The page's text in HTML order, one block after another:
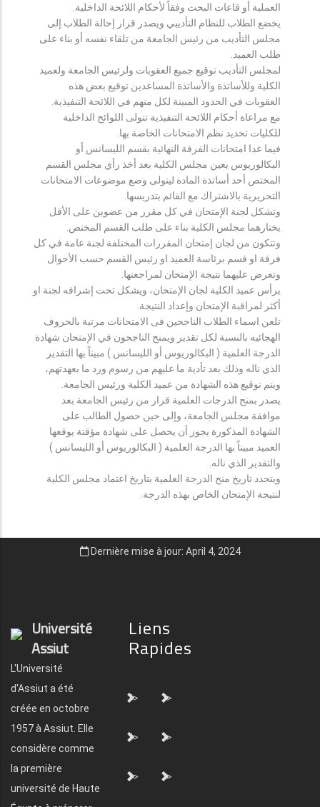
العملية أو قاعات البحث وفقاً لأحكام اللائحة الداخلية.
يخضع الطلاب للنظام التأديبي ويصدر قرار إحالة الطلاب إلى
مجلس التأديب من رئيس الجامعة من تلقاء نفسه أو بناء على
طلب العميد.
لمجلس التأديب توقيع جميع العقوبات ولرئيس الجامعة ولعميد
الكلية وللأساتذة والأساتذة المساعدين توقيع بعض هذه
العقوبات في الحدود المبينة لكل منهم في اللائحة التنفيذية.
مع مراعاة أحكام اللائحة التنفيذية تتولى اللوائح الداخلية
للكليات تحديد نظم الامتحانات الخاصة بها.
فيما عدا امتحانات الفرقة النهائية بقسم الليسانس أو
البكالوريوس يعين مجلس الكلية بعد أخذ رأي مجلس القسم
المختص أحد أساتذة المادة ليتولى وضع موضوعات الامتحانات
التحريرية بالاشتراك مع القائم بتدريسها.
وتشكل لجنة الإمتحان في كل مقرر من عضوين على الأقل
يختارهما مجلس الكلية بناء على طلب القسم المختص.
وتتكون من لجان إمتحان المقررات المختلفة لجنة عامة في كل
فرقة او قسم برئاسة العميد او رئيس القسم حسب الأحوال
وتعرض عليهما نتيجة الإمتحان لمراجعتها.
يرأس عميد الكلية لجان الإمتحان، ويشكل تحت إشرافه لجنة او
أكثر لمراقبة الإمتحان وإعداد النتيجة.
تلعن اسماء الطلاب الناجحين فى الامتحانات مرتبة بالحروف
الهجائيه بالنسبة لكل تقدير ويمنح الناجحون في الإمتحان شهادة
الدرجة العلمية ( البكالوريوس أو الليسانس ) مبيناً بها التقدير
الذي ناله وذلك بعد تأدية ما عليهم من رسوم ورد ما بعهدتهم،
ويتم توقيع هذه الشهادة من عميد الكلية ورئيس الجامعة.
يصدر بمنح الدرجات العلمية قرار من رئيس الجامعة بعد
موافقة مجلس الجامعة، وإلى حين حصول الطالب على
الشهادة المذكورة يجوز أن يحصل على شهادة مؤقتة يوقعها
العميد مبيناً بها الدرجة العلمية ( البكالوريوس أو الليسانس )
والتقدير الذي ناله.
ويتحدد تاريخ منح الدرجة العلمية بتاريخ اعتماد مجلس الكلية
لنتيجة الإمتحان الخاص بهذه الدرجة.
Dernière mise à jour: April 4, 2024
Université
Assiut
L'Université
d'Assiut a été
créée en octobre
1957 à Assiut. Elle
considère comme
la première
université de Haute
Liens
Rapides
"> ">
"> ">
"> ">